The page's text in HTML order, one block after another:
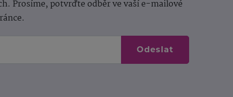
Prosíme, potvrďte odběr ve vaší e-mailové
Odeslat